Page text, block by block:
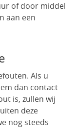
of door middel
aan een
Als u
dan contact
is, zullen wij
deze
nog steeds